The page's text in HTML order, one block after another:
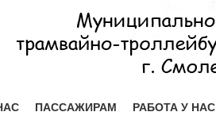
ПАССАЖИРАМ РАБОТА У НАС